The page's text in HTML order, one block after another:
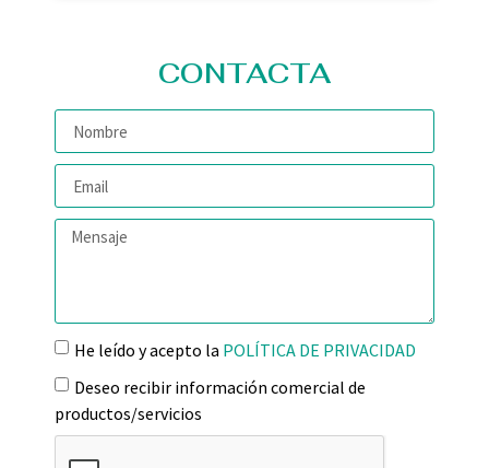
CONTACTA
He leído y acepto la POLÍTICA DE PRIVACIDAD
Deseo recibir información comercial de
productos/servicios